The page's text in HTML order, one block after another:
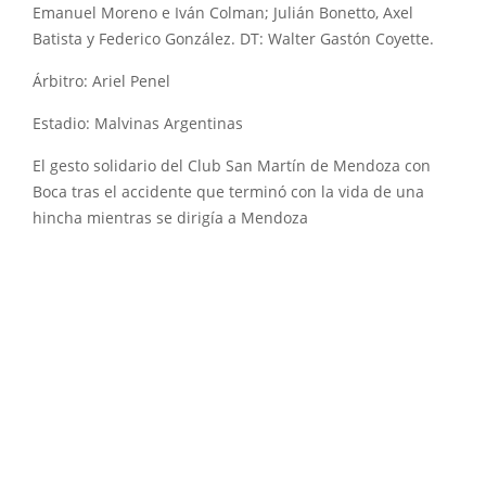
Emanuel Moreno e Iván Colman; Julián Bonetto, Axel
Batista y Federico González. DT: Walter Gastón Coyette.
Árbitro: Ariel Penel
Estadio: Malvinas Argentinas
El gesto solidario del Club San Martín de Mendoza con
Boca tras el accidente que terminó con la vida de una
hincha mientras se dirigía a Mendoza